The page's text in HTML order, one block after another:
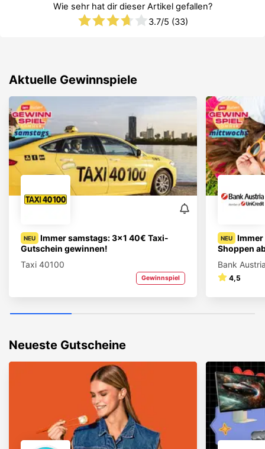
Wie sehr hat dir dieser Artikel gefallen?
3.7/5 (33)
Aktuelle Gewinnspiele
NEU
Immer samstags: 3x1 40€ Taxi-
Gutschein gewinnen!
Taxi 40100
Gewinnspiel
NEU
Shoppen
Bank
4,5
Neueste Gutscheine